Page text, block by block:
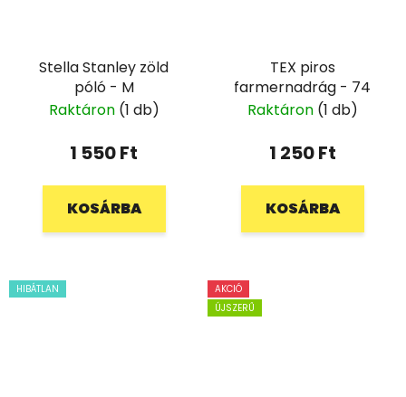
Stella Stanley zöld
póló - M
Raktáron (1 db)
1 550 Ft
KOSÁRBA
TEX piros
farmernadrág - 74
Raktáron (1 db)
1 250 Ft
KOSÁRBA
HIBÁTLAN
AKCIÓ
ÚJSZERŰ